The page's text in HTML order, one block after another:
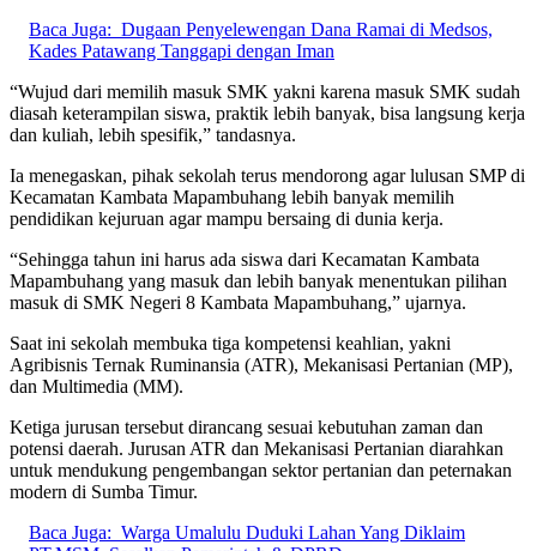
Baca Juga: Dugaan Penyelewengan Dana Ramai di Medsos,
Kades Patawang Tanggapi dengan Iman
“Wujud dari memilih masuk SMK yakni karena masuk SMK sudah
diasah keterampilan siswa, praktik lebih banyak, bisa langsung kerja
dan kuliah, lebih spesifik,” tandasnya.
Ia menegaskan, pihak sekolah terus mendorong agar lulusan SMP di
Kecamatan Kambata Mapambuhang lebih banyak memilih
pendidikan kejuruan agar mampu bersaing di dunia kerja.
“Sehingga tahun ini harus ada siswa dari Kecamatan Kambata
Mapambuhang yang masuk dan lebih banyak menentukan pilihan
masuk di SMK Negeri 8 Kambata Mapambuhang,” ujarnya.
Saat ini sekolah membuka tiga kompetensi keahlian, yakni
Agribisnis Ternak Ruminansia (ATR), Mekanisasi Pertanian (MP),
dan Multimedia (MM).
Ketiga jurusan tersebut dirancang sesuai kebutuhan zaman dan
potensi daerah. Jurusan ATR dan Mekanisasi Pertanian diarahkan
untuk mendukung pengembangan sektor pertanian dan peternakan
modern di Sumba Timur.
Baca Juga: Warga Umalulu Duduki Lahan Yang Diklaim